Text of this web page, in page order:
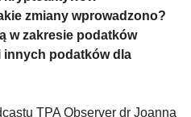
zmiany wprowadzono?
w zakresie podatków
innych podatków dla
TPA Observer dr Joanna